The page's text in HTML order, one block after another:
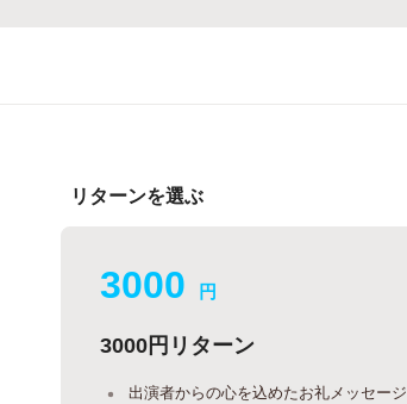
リターンを選ぶ
3000 円
3000円リターン
出演者からの心を込めたお礼メッセージ